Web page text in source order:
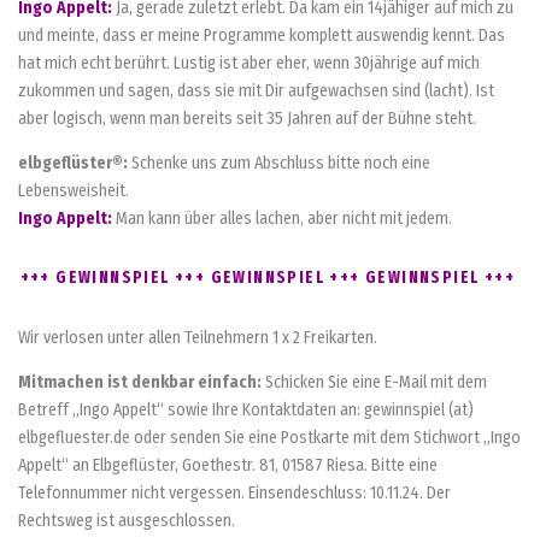
Ingo Appelt: Ja, gerade zuletzt erlebt. Da kam ein 14jähiger auf mich zu
und meinte, dass er meine Programme komplett auswendig kennt. Das
hat mich echt berührt. Lustig ist aber eher, wenn 30jährige auf mich
zukommen und sagen, dass sie mit Dir aufgewachsen sind (lacht). Ist
aber logisch, wenn man bereits seit 35 Jahren auf der Bühne steht.
elbgeflüster®: Schenke uns zum Abschluss bitte noch eine
Lebensweisheit.
Ingo Appelt:Man kann über alles lachen, aber nicht mit jedem.
+++ GEWINNSPIEL +++ GEWINNSPIEL +++ GEWINNSPIEL +++
Wir verlosen unter allen Teilnehmern 1 x 2 Freikarten.
Mitmachen ist denkbar einfach: Schicken Sie eine E-Mail mit dem
Betreff „Ingo Appelt“ sowie Ihre Kontaktdaten an: gewinnspiel (at)
elbgefluester.de oder senden Sie eine Postkarte mit dem Stichwort „Ingo
Appelt“ an Elbgeflüster, Goethestr. 81, 01587 Riesa. Bitte eine
Telefonnummer nicht vergessen. Einsendeschluss: 10.11.24. Der
Rechtsweg ist ausgeschlossen.